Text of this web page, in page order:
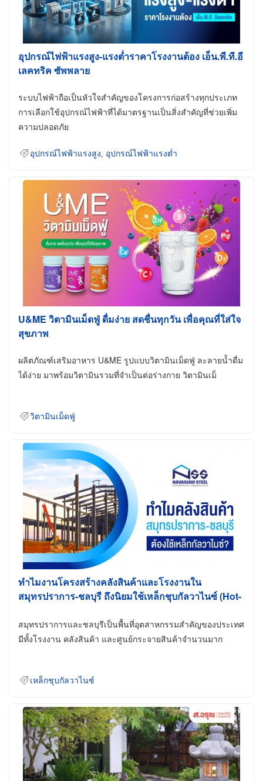
อุปกรณ์ไฟฟ้าแรงสูง-แรงต่ำราคาโรงงานต้อง เอ็น.พี.ที.อี
เลคทริค ซัพพลาย
ระบบไฟฟ้าถือเป็นหัวใจสำคัญของโครงการก่อสร้างทุกประเภท
การเลือกใช้อุปกรณ์ไฟฟ้าที่ได้มาตรฐานเป็นสิ่งสำคัญที่ช่วยเพิ่ม
ความปลอดภัย
อุปกรณ์ไฟฟ้าแรงสูง อุปกรณ์ไฟฟ้าแรงต่ำ
U&ME วิตามินเม็ดฟู่ ดื่มง่าย สดชื่นทุกวัน เพื่อคุณที่ใส่ใจ
สุขภาพ
ผลิตภัณฑ์เสริมอาหาร U&ME รูปแบบวิตามินเม็ดฟู่ ละลายน้ำดื่ม
ได้ง่าย มาพร้อมวิตามินรวมที่จำเป็นต่อร่างกาย วิตามินเม็
วิตามินเม็ดฟู่
ทำไมงานโครงสร้างคลังสินค้าและโรงงานใน
สมุทรปราการ-ชลบุรี ถึงนิยมใช้เหล็กชุบกัลวาไนซ์ (Hot-
สมุทรปราการและชลบุรีเป็นพื้นที่อุตสาหกรรมสำคัญของประเทศ
มีทั้งโรงงาน คลังสินค้า และศูนย์กระจายสินค้าจำนวนมาก
เหล็กชุบกัลวาไนซ์